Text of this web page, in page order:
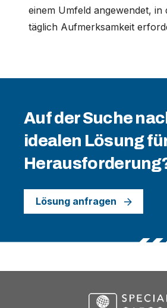
einem Umfeld angewendet, in
täglich Aufmerksamkeit
Auf der Suche
idealen Lösung
Lösung anfragen